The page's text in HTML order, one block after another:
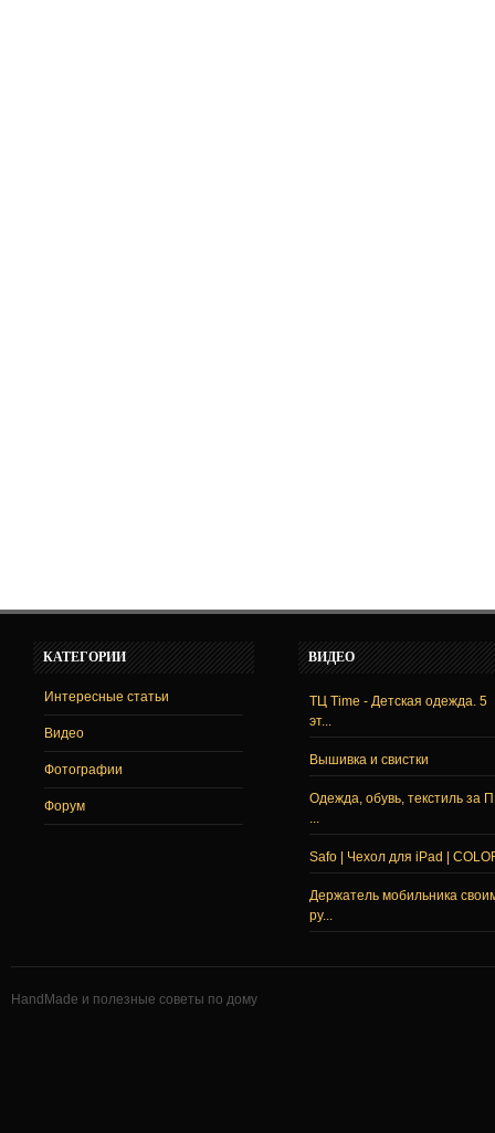
КАТЕГОРИИ
Интересные статьи
Видео
Фотографии
Форум
ВИДЕО
ТЦ Time - Детская одежда. 5
эт...
Вышивка и свистки
Одежда, обувь, текстиль за
...
Safo | Чехол для iPad |
Держатель мобильника
ру...
HandMade и полезные советы по дому